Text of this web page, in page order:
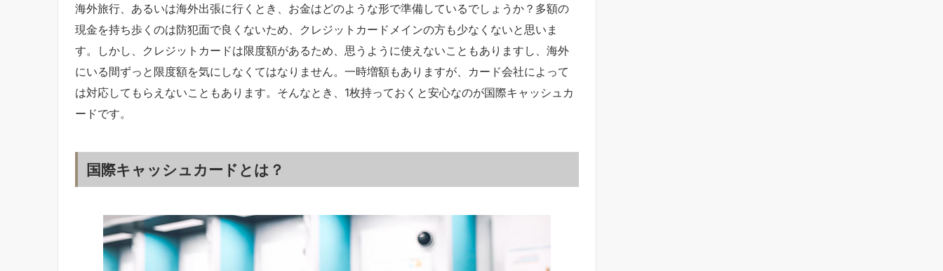
海外旅行、あるいは海外出張に行くとき、お金はどのような形で準備しているでしょうか？多額の
現金を持ち歩くのは防犯面で良くないため、クレジットカードメインの方も少なくないと思いま
す。しかし、クレジットカードは限度額があるため、思うように使えないこともありますし、海外
にいる間ずっと限度額を気にしなくてはなりません。一時増額もありますが、カード会社によって
は対応してもらえないこともあります。そんなとき、1枚持っておくと安心なのが国際キャッシュカ
ードです。
国際キャッシュカードとは？